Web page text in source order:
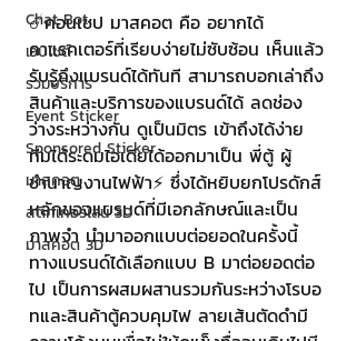
Chat Bot
เวบไซต์
รวมบริการ
Event Sticker
Sponsored Sticker
มาสคอต
สติกเกอร์ไลน์ 3D
มาสคอต 3D
☄️คอนเซป มาสคอต คือ อยากได้
คาแรคเตอร์ที่เรียบง่ายไม่ซับซ้อน เห็นแล้ว
รับรู้ถึงแบรนด์ได้ทันที สามารถบอกเล่าถึง
สินค้าและบริการของแบรนด์ได้ ลดช่อง
ว่างระหว่างกัน ดูเป็นมิตร เข้าถึงได้ง่าย
ทีมได้ระดมไอเดียได้ออกมาเป็น พี่ตู้ ผู้
ชำนาญงานไฟฟ้า⚡️ ซึ่งได้หยิบยกโปรดักส์
หลักของแบรนด์ที่มีเอกลักษณ์และเป็น
ภาพจำ นำมาออกแบบต่อยอดในครั้งนี้
ทางแบรนด์ได้เลือกแบบ B มาต่อยอดต่อ
ไป เป็นการผสมผสานรวมกันระหว่างโรบอ
ทและสินค้าตู้ควบคุมไฟ ลายเส้นตัดดำมี